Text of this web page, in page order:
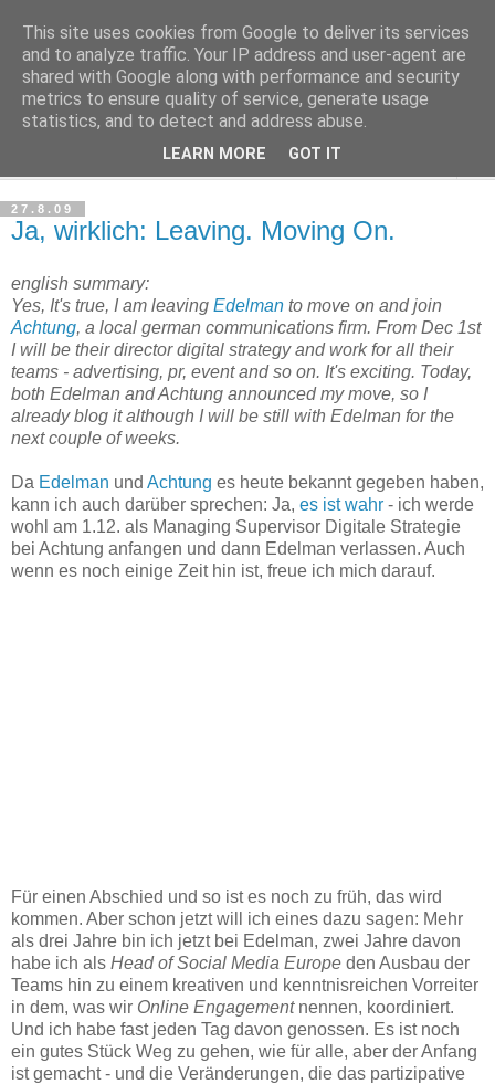
Haltungsturnen
Niveau sieht nur von unten aus wie Arroganz.
27.8.09
Ja, wirklich: Leaving. Moving On.
english summary:
Yes, It's true, I am leaving Edelman to move on and join
Achtung, a local german communications firm. From Dec 1st
I will be their director digital strategy and work for all their
teams - advertising, pr, event and so on. It's exciting. Today,
both Edelman and Achtung announced my move, so I
already blog it although I will be still with Edelman for the
next couple of weeks.
Da Edelman und Achtung es heute bekannt gegeben haben,
kann ich auch darüber sprechen: Ja, es ist wahr - ich werde
wohl am 1.12. als Managing Supervisor Digitale Strategie
bei Achtung anfangen und dann Edelman verlassen. Auch
wenn es noch einige Zeit hin ist, freue ich mich darauf.
Für einen Abschied und so ist es noch zu früh, das wird
kommen. Aber schon jetzt will ich eines dazu sagen: Mehr
als drei Jahre bin ich jetzt bei Edelman, zwei Jahre davon
habe ich als Head of Social Media Europe den Ausbau der
Teams hin zu einem kreativen und kenntnisreichen Vorreiter
in dem, was wir Online Engagementnennen, koordiniert.
Und ich habe fast jeden Tag davon genossen. Es ist noch
ein gutes Stück Weg zu gehen, wie für alle, aber der Anfang
ist gemacht - und die Veränderungen, die das partizipative
This site uses cookies from Google to deliver its services
and to analyze traffic. Your IP address and user-agent are
shared with Google along with performance and security
metrics to ensure quality of service, generate usage
statistics, and to detect and address abuse.
LEARN MORE GOT IT